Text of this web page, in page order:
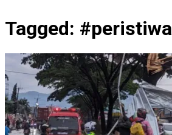
Tagged: #peristiwa